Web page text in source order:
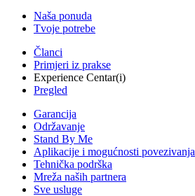
Naša ponuda
Tvoje potrebe
Članci
Primjeri iz prakse
Experience Centar(i)
Pregled
Garancija
Održavanje
Stand By Me
Aplikacije i mogućnosti povezivanja
Tehnička podrška
Mreža naših partnera
Sve usluge